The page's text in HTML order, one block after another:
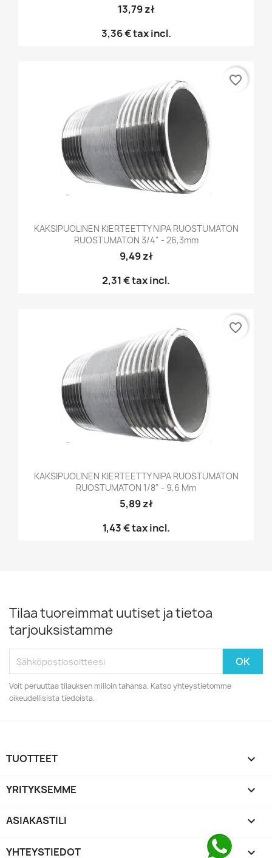
13,79 zł
3,36 €tax incl.
KAKSIPUOLINEN KIERTEETTY NIPA RUOSTUMATON
RUOSTUMATON 3/4" - 26,3mm
9,49 zł
2,31 €tax incl.
favorite_border
KAKSIPUOLINEN KIERTEETTY NIPA RUOSTUMATON
RUOSTUMATON 1/8" - 9,6 Mm
5,89 zł
1,43 €tax incl.
favorite_border
Tilaa tuoreimmat uutiset ja tietoa
tarjouksistamme
Voit peruuttaa tilauksen milloin tahansa. Katso yhteystietomme
oikeudellisista tiedoista.
TUOTTEET 
YRITYKSEMME 
ASIAKASTILI 
YHTEYSTIEDOT keyboard_arrow_down